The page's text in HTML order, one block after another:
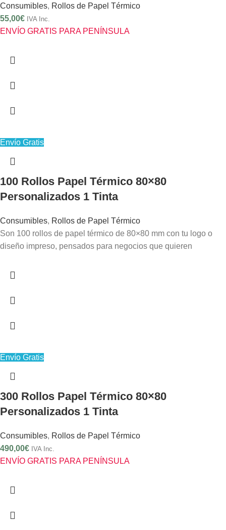
Consumibles, Rollos de Papel Térmico
55,00€ IVA Inc.
ENVÍO GRATIS PARA PENÍNSULA
Envío Gratis
100 Rollos Papel Térmico 80×80
Personalizados 1 Tinta
Consumibles, Rollos de Papel Térmico
Son 100 rollos de papel térmico de 80×80 mm con tu logo o
diseño impreso, pensados para negocios que quieren
Envío Gratis
300 Rollos Papel Térmico 80×80
Personalizados 1 Tinta
Consumibles, Rollos de Papel Térmico
490,00€ IVA Inc.
ENVÍO GRATIS PARA PENÍNSULA